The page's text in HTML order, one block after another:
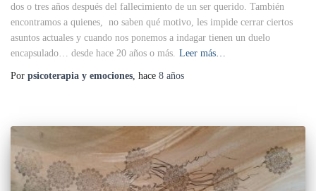
dos o tres años después del fallecimiento de un ser querido. También
encontramos a quienes, no saben qué motivo, les impide cerrar ciertos
asuntos actuales y cuando nos ponemos a indagar tienen un duelo
encapsulado… desde hace 20 años o más. Leer más…
Por psicoterapia y emociones , hace 8 años